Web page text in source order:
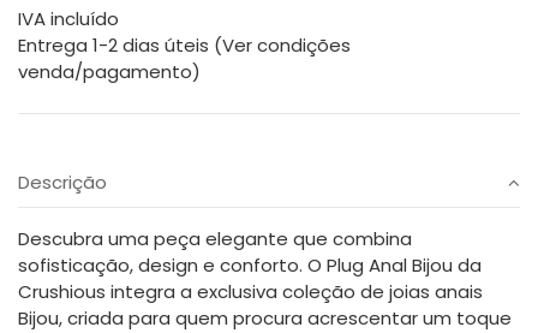
IVA incluído
Entrega 1-2 dias úteis (Ver condições
venda/pagamento)
Descrição
Descubra uma peça elegante que combina
sofisticação, design e conforto. O Plug Anal Bijou da
Crushious integra a exclusiva coleção de joias anais
Bijou, criada para quem procura acrescentar um toque